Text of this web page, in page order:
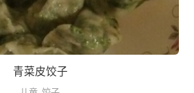
青菜皮饺子